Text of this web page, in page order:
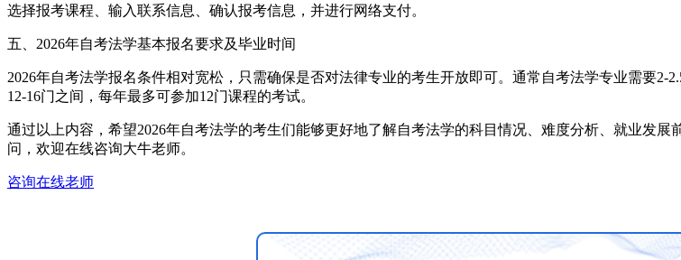
选择报考课程、输入联系信息、确认报考信息，并进行网络支付。
五、2026年自考法学基本报名要求及毕业时间
2026年自考法学报名条件相对宽松，只需确保是否对法律专业的考生开放即可。通常自考法学专业需要
12-16门之间，每年最多可参加12门课程的考试。
通过以上内容，希望2026年自考法学的考生们能够更好地了解自考法学的科目情况、难度分析、就业发
问，欢迎在线咨询大牛老师。
咨询在线老师